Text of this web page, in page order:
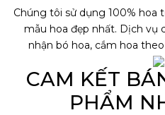
Chúng tôi sử dụng 100% hoa
mẫu hoa đẹp nhất. Dịch vụ
nhận bó hoa, cắm hoa
CAM KẾT
PHẨM